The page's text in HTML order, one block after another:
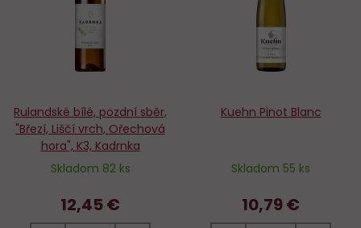
Rulandské bílé, pozdní sběr,
"Březí, Liščí vrch, Ořechová
hora", K3, Kadrnka
Skladom 82 ks
12,45 €
Kuehn Pinot Blanc
Skladom 55 ks
10,79 €